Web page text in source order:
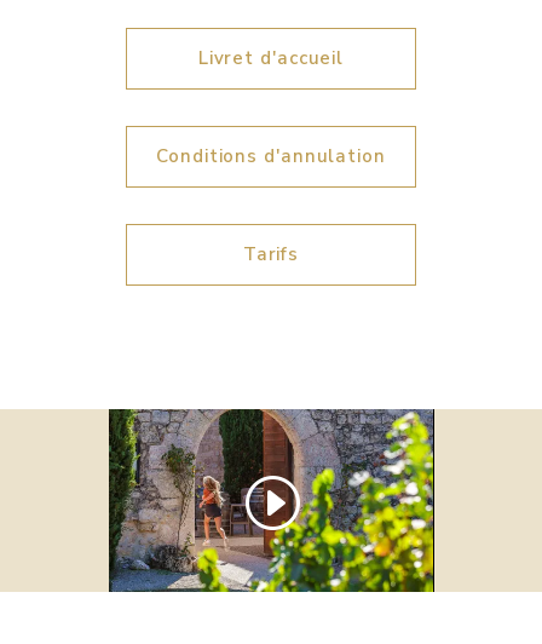
Livret d'accueil
Conditions d'annulation
Tarifs